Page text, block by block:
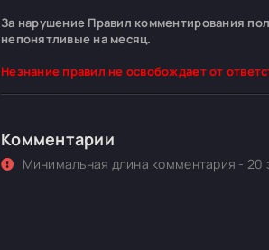
За нарушение Правил комментирования
непонятливые на месяц.
Незнание правил не освобождает от
Комментарии
Минимальная длина комментария - 20